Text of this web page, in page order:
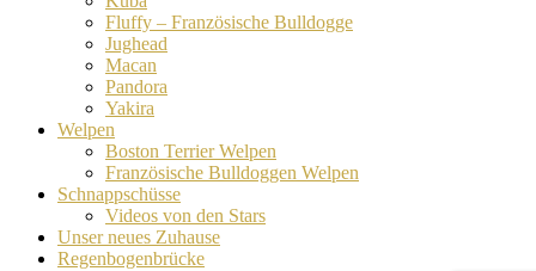
Fluffy – Französische Bulldogge
Jughead
Macan
Pandora
Yakira
Welpen
Boston Terrier Welpen
Französische Bulldoggen Welpen
Schnappschüsse
Videos von den Stars
Unser neues Zuhause
Regenbogenbrücke